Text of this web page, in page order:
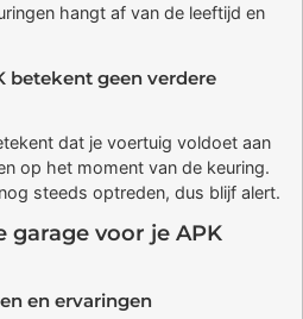
hangt af van de leeftijd en
betekent geen verdere
dat je voertuig voldoet aan
op het moment van de keuring.
steeds optreden, dus blijf alert.
garage voor je APK
en ervaringen